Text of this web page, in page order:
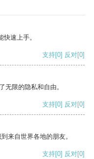
速上手。
支持[0] 反对[0]
无限的隐私和自由。
支持[0] 反对[0]
来自世界各地的朋友。
支持[0] 反对[0]